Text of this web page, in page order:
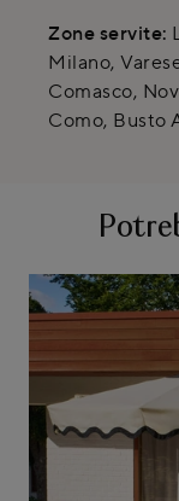
Zone servite:
Milano,
Comasco,
Como, Busto